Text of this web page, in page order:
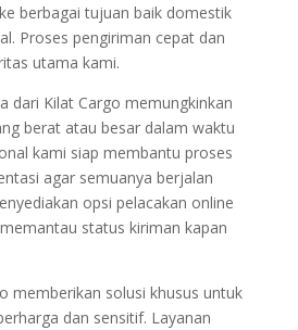
berbagai tujuan baik domestik
Proses pengiriman cepat dan
utama kami.
dari Kilat Cargo memungkinkan
berat atau besar dalam waktu
kami siap membantu proses
agar semuanya berjalan
opsi pelacakan online
status kiriman kapan
memberikan solusi khusus untuk
dan sensitif. Layanan